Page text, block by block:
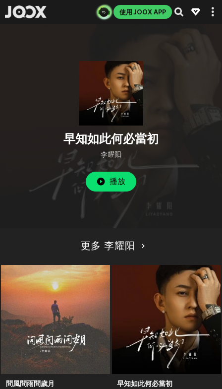
使用 JOOX APP
早知如此何必當初
李耀阳
播放
更多 李耀阳
問風問雨問歲月 早知如此何必當初